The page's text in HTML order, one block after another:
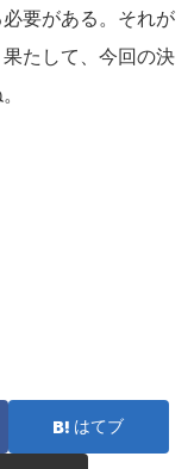
要がある。それが
たして、今回の決
はてブ